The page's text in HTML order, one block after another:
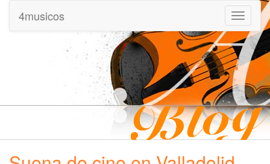
Mostrar
menu
4musicos